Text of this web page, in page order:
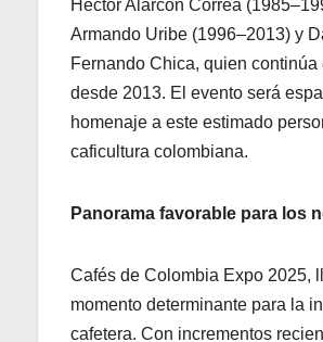
Héctor Alarcón Correa
Armando Uribe (1996–2013) y
Fernando Chica, quien continúa
desde 2013. El evento será
homenaje a este estimado
caficultura colombiana.
Panorama favorable para los
Cafés de Colombia Expo 2025,
momento determinante para la
cafetera. Con incrementos